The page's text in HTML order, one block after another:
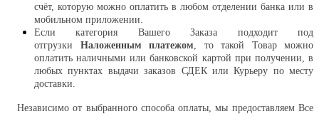
счёт, которую можно оплатить в любом отделении банка или в
мобильном приложении.
Если категория Вашего Заказа подходит под
отгрузки Наложенным платежом , то такой Товар можно
оплатить наличными или банковской картой при получении, в
любых пунктах выдачи заказов СДЕК или Курьеру по месту
доставки.
Независимо от выбранного способа оплаты, мы предоставляем Все